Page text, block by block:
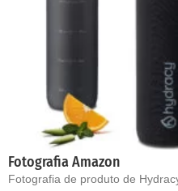
Fotografia Amazon
Fotografia de produto de